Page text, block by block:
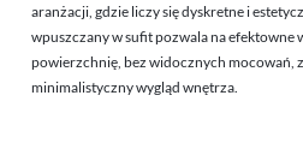
aranżacji, gdzie liczy się dyskretne i
wpuszczany w sufit pozwala na efektowne
powierzchnię, bez widocznych mocowań,
minimalistyczny wygląd wnętrza.